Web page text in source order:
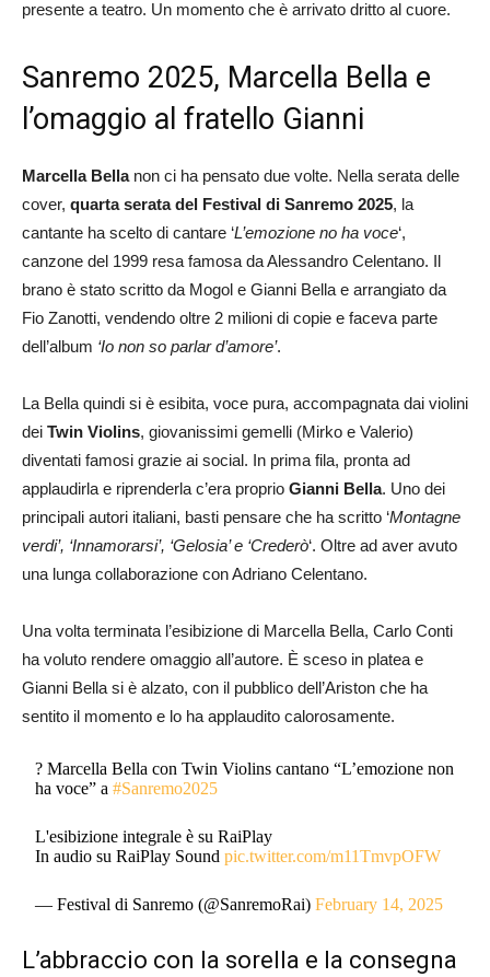
presente a teatro. Un momento che è arrivato dritto al cuore.
Sanremo 2025, Marcella Bella e
l’omaggio al fratello Gianni
Marcella Bellanon ci ha pensato due volte. Nella serata delle
cover, quarta serata del Festival di Sanremo 2025, la
cantante ha scelto di cantare ‘L’emozione no ha voce‘,
canzone del 1999 resa famosa da Alessandro Celentano. Il
brano è stato scritto da Mogol e Gianni Bella e arrangiato da
Fio Zanotti, vendendo oltre 2 milioni di copie e faceva parte
dell’album ‘Io non so parlar d’amore’.
La Bella quindi si è esibita, voce pura, accompagnata dai violini
dei Twin Violins, giovanissimi gemelli (Mirko e Valerio)
diventati famosi grazie ai social. In prima fila, pronta ad
applaudirla e riprenderla c’era proprio Gianni Bella. Uno dei
principali autori italiani, basti pensare che ha scritto ‘Montagne
verdi’, ‘Innamorarsi’, ‘Gelosia’ e ‘Crederò‘. Oltre ad aver avuto
una lunga collaborazione con Adriano Celentano.
Una volta terminata l’esibizione di Marcella Bella, Carlo Conti
ha voluto rendere omaggio all’autore. È sceso in platea e
Gianni Bella si è alzato, con il pubblico dell’Ariston che ha
sentito il momento e lo ha applaudito calorosamente.
? Marcella Bella con Twin Violins cantano “L’emozione non
ha voce” a#Sanremo2025
L'esibizione integrale è su RaiPlay
In audio su RaiPlay Soundpic.twitter.com/m11TmvpOFW
— Festival di Sanremo (@SanremoRai)February 14, 2025
L’abbraccio con la sorella e la consegna